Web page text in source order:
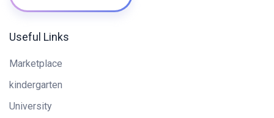
Useful Links
Marketplace
kindergarten
University